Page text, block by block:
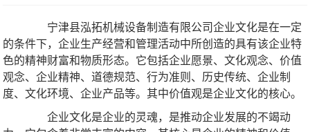
宁津县泓拓机械设备制造有限公司企业文化是在一定
的条件下，企业生产经营和管理活动中所创造的具有该企业特
色的精神财富和物质形态。它包括企业愿景、文化观念、价值
观念、企业精神、道德规范、行为准则、历史传统、企业制
度、文化环境、企业产品等。其中价值观是企业文化的核心。
企业文化是企业的灵魂，是推动企业发展的不竭动